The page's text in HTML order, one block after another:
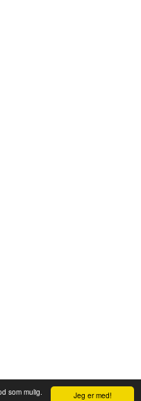
Jeg er med!
som mulig.